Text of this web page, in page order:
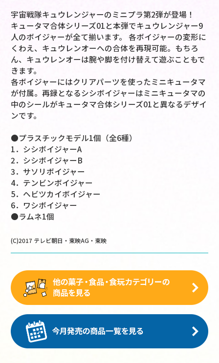
宇宙戦隊キュウレンジャーのミニプラ第2弾が登場！
キュータマ合体シリーズ01と本弾でキュウレンジャー9
人のボイジャーが全て揃います。 各ボイジャーの変形に
くわえ、キュウレンオーへの合体を再現可能。もちろ
ん、キュウレンオーは腕や脚を付け替えて遊ぶこともで
きます。
各ボイジャーにはクリアパーツを使ったミニキュータマ
が付属。再録となるシシボイジャーはミニキュータマの
中のシールがキュータマ合体シリーズ01と異なるデザイ
ンです。
●プラスチックモデル1個（全6種）
1．シシボイジャーA
2．シシボイジャーB
3．サソリボイジャー
4．テンビンボイジャー
5．ヘビツカイボイジャー
6．ワシボイジャー
●ラムネ1個
(C)2017 テレビ朝日・東映AG・東映